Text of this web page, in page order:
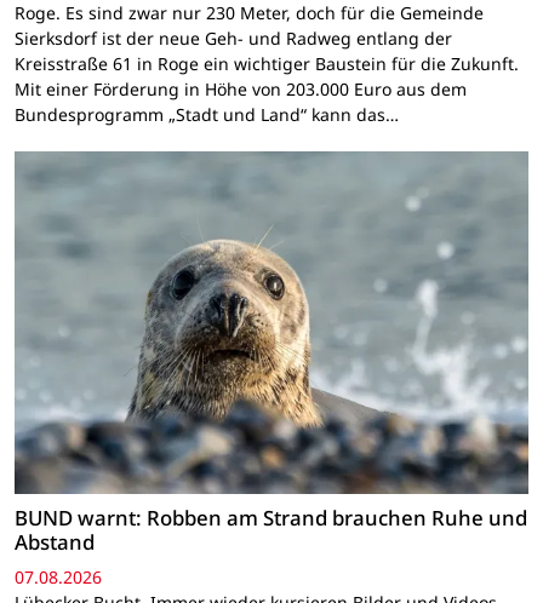
Roge. Es sind zwar nur 230 Meter, doch für die Gemeinde
Sierksdorf ist der neue Geh- und Radweg entlang der
Kreisstraße 61 in Roge ein wichtiger Baustein für die Zukunft.
Mit einer Förderung in Höhe von 203.000 Euro aus dem
Bundesprogramm „Stadt und Land“ kann das…
BUND warnt: Robben am Strand brauchen Ruhe und
Abstand
07.08.2026